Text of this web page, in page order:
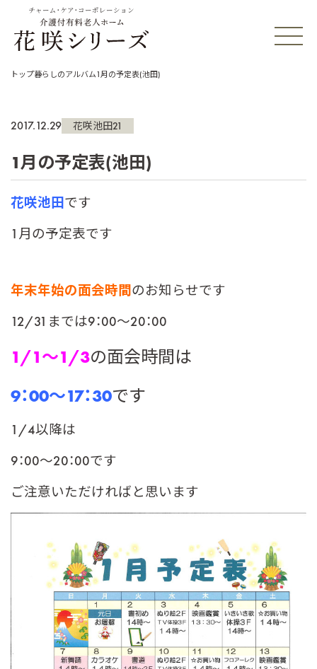
チャーム・ケア・コーポレーション
トップ暮らしのアルバム1月の予定表(池田)
2017.12.29 花咲池田21
1月の予定表(池田)
花咲池田 です
1月の予定表です
年末年始の面会時間のお知らせです
12/31までは9：00～20：00
1/1～1/3の面会時間は
9：00～17：30です
1/4以降は
9：00～20：00です
ご注意いただければと思います